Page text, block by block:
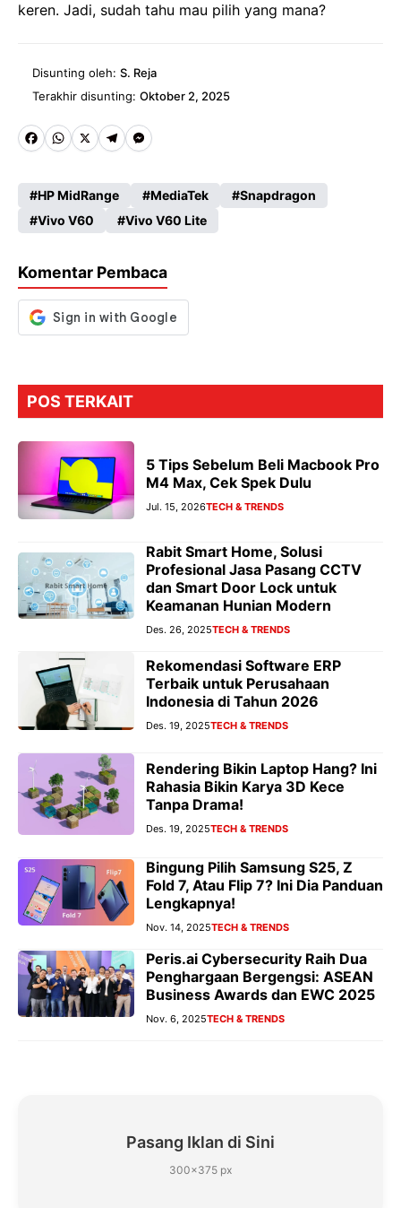
keren. Jadi, sudah tahu mau pilih yang mana?
Disunting oleh: S. Reja
Terakhir disunting: Oktober 2, 2025
Fa
b
o
k
W
ts
A
p
X
Te
gr
a
M
se
n
er
HP MidRange MediaTek
Snapdragon
Vivo V60
Vivo V60 Lite
Komentar Pembaca
POS TERKAIT
5 Tips Sebelum Beli Macbook Pro
M4 Max, Cek Spek Dulu
Jul. 15, 2026TECH & TRENDS
Rabit Smart Home, Solusi
Profesional Jasa Pasang CCTV
dan Smart Door Lock untuk
Keamanan Hunian Modern
Des. 26, 2025TECH & TRENDS
Rekomendasi Software ERP
Terbaik untuk Perusahaan
Indonesia di Tahun 2026
Des. 19, 2025TECH & TRENDS
Rendering Bikin Laptop Hang? Ini
Rahasia Bikin Karya 3D Kece
Tanpa Drama!
Des. 19, 2025TECH & TRENDS
Bingung Pilih Samsung S25, Z
Fold 7, Atau Flip 7? Ini Dia Panduan
Lengkapnya!
Nov. 14, 2025TECH & TRENDS
Peris.ai Cybersecurity Raih Dua
Penghargaan Bergengsi: ASEAN
Business Awards dan EWC 2025
Nov. 6, 2025TECH & TRENDS
Pasang Iklan di Sini
300×375 px